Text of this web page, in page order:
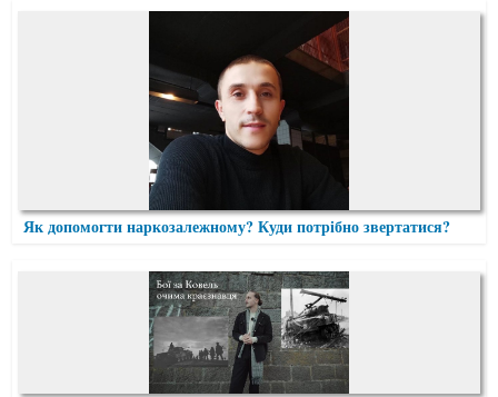
Як допомогти наркозалежному? Куди потрібно звертатися?